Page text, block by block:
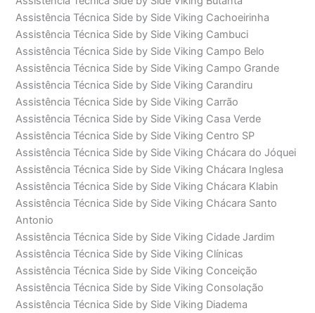
Assistência Técnica Side by Side Viking Cachoeirinha
Assistência Técnica Side by Side Viking Cambuci
Assistência Técnica Side by Side Viking Campo Belo
Assistência Técnica Side by Side Viking Campo Grande
Assistência Técnica Side by Side Viking Carandiru
Assistência Técnica Side by Side Viking Carrão
Assistência Técnica Side by Side Viking Casa Verde
Assistência Técnica Side by Side Viking Centro SP
Assistência Técnica Side by Side Viking Chácara do Jóquei
Assistência Técnica Side by Side Viking Chácara Inglesa
Assistência Técnica Side by Side Viking Chácara Klabin
Assistência Técnica Side by Side Viking Chácara Santo
Antonio
Assistência Técnica Side by Side Viking Cidade Jardim
Assistência Técnica Side by Side Viking Clínicas
Assistência Técnica Side by Side Viking Conceição
Assistência Técnica Side by Side Viking Consolação
Assistência Técnica Side by Side Viking Diadema